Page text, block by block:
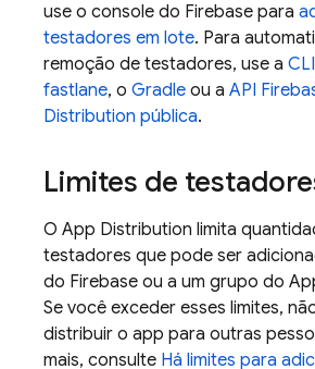
use o console do Firebase para
testadores em lote. Para
remoção de testadores, use a
fastlane, o Gradle ou a API
Distribution pública.
Limites de
O App Distribution limita
testadores que pode ser
do Firebase ou a um grupo do
Se você exceder esses limites,
distribuir o app para outras
mais, consulte Há limites para